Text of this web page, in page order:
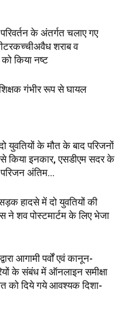
के अंतर्गत चलाए गए
शराब व
किया नष्ट
गंभीर रूप से घायल
युवतियों के मौत के बाद परिजनों
किया इनकार, एसडीएम सदर के
अंतिम...
हादसे में दो युवतियों की
ने शव पोस्टमार्टम के लिए भेजा
आगामी पर्वों एवं कानून-
के संबंध में ऑनलाइन समीक्षा
को दिये गये आवश्यक दिशा-